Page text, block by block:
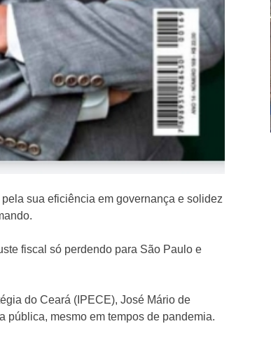
sua eficiência em governança e solidez
fiscal só perdendo para São Paulo e
do Ceará (IPECE), José Mário de
pública, mesmo em tempos de pandemia.